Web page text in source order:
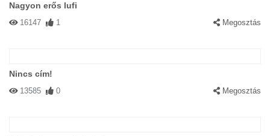
Nagyon erős lufi
16147 1 Megosztás
Nincs cím!
13585 0 Megosztás